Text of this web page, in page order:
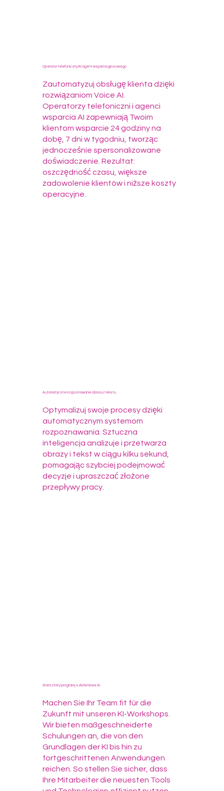
Operator telefoniczny AI i agent wsparcia głosowego
Zautomatyzuj obsługę klienta dzięki
rozwiązaniom Voice AI.
Operatorzy telefoniczni i agenci
wsparcia AI zapewniają Twoim
klientom wsparcie 24 godziny na
dobę, 7 dni w tygodniu, tworząc
jednocześnie spersonalizowane
doświadczenie. Rezultat:
oszczędność czasu, większe
zadowolenie klientów i niższe koszty
operacyjne.
Automatyczne rozpoznawanie obrazu i tekstu
Optymalizuj swoje procesy dzięki
automatycznym systemom
rozpoznawania. Sztuczna
inteligencja analizuje i przetwarza
obrazy i tekst w ciągu kilku sekund,
pomagając szybciej podejmować
decyzje i upraszczać złożone
przepływy pracy.
Warsztaty i programy szkoleniowe AI
Machen Sie Ihr Team fit für die
Zukunft mit unseren KI-Workshops.
Wir bieten maßgeschneiderte
Schulungen an, die von den
Grundlagen der KI bis hin zu
fortgeschrittenen Anwendungen
reichen. So stellen Sie sicher, dass
Ihre Mitarbeiter die neuesten Tools